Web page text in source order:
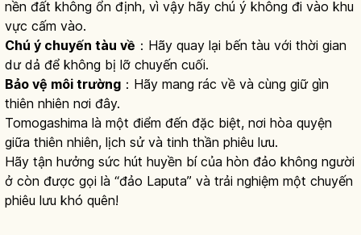
nền đất không ổn định, vì vậy hãy chú ý không đi vào khu
vực cấm vào.
Chú ý chuyến tàu về ：Hãy quay lại bến tàu với thời gian
dư dả để không bị lỡ chuyến cuối.
Bảo vệ môi trường ：Hãy mang rác về và cùng giữ gìn
thiên nhiên nơi đây.
Tomogashima là một điểm đến đặc biệt, nơi hòa quyện
giữa thiên nhiên, lịch sử và tinh thần phiêu lưu.
Hãy tận hưởng sức hút huyền bí của hòn đảo không người
ở còn được gọi là “đảo Laputa” và trải nghiệm một chuyến
phiêu lưu khó quên!